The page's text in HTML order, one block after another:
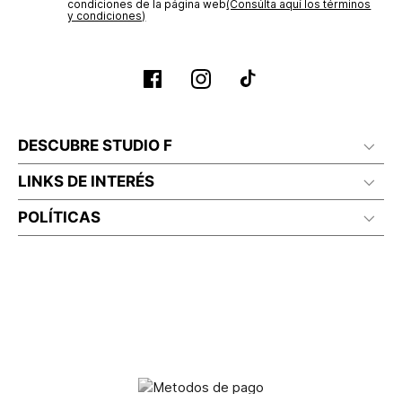
condiciones de la página web‎(Consúlta aquí los términos
y condiciones)
DESCUBRE STUDIO F
LINKS DE INTERÉS
POLÍTICAS